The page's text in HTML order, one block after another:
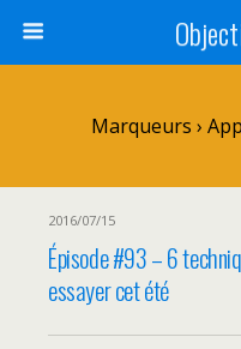
Marqueurs ›
2016/07/15
Épisode #93 – 6
essayer cet été